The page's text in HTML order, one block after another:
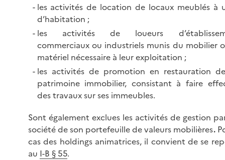
les activités de location de locaux meublés à
d’habitation ;
les activités de loueurs
commerciaux ou industriels munis du mobilier
matériel nécessaire à leur exploitation ;
les activités de promotion en restauration
patrimoine immobilier, consistant à faire
des travaux sur ses immeubles.
Sont également exclues les activités de gestion
société de son portefeuille de valeurs mobilières.
cas des holdings animatrices, il convient de se
au I-B § 55.